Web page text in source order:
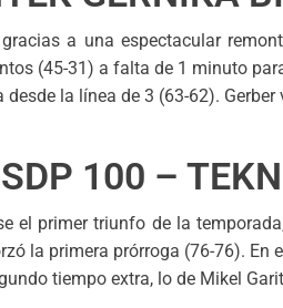
a una espectacular
(45-31) a falta de 1 minuto
la línea de 3 (63-62).
100 –
el primer triunfo de la
la primera prórroga (76-76).
tiempo extra, lo de Mikel